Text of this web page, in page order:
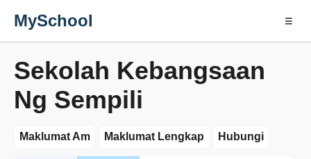
MySchool ☰
Sekolah Kebangsaan
Ng Sempili
Maklumat Am Maklumat Lengkap Hubungi